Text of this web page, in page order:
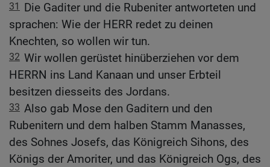
31
Die Gaditer und die Rubeniter antworteten und
sprachen: Wie der HERR redet zu deinen
Knechten, so wollen wir tun.
32 Wir wollen gerüstet hinüberziehen vor dem
HERRN ins Land Kanaan und unser Erbteil
besitzen diesseits des Jordans.
33 Also gab Mose den Gaditern und den
Rubenitern und dem halben Stamm Manasses,
des Sohnes Josefs, das Königreich Sihons, des
Königs der Amoriter, und das Königreich Ogs, des